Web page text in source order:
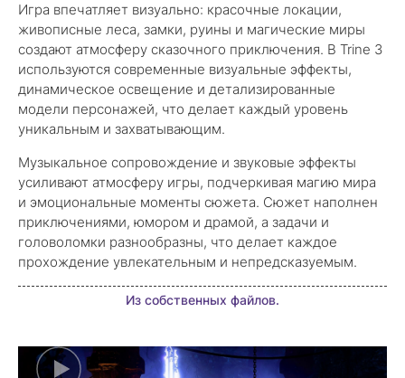
Игра впечатляет визуально: красочные локации,
живописные леса, замки, руины и магические миры
создают атмосферу сказочного приключения. В Trine 3
используются современные визуальные эффекты,
динамическое освещение и детализированные
модели персонажей, что делает каждый уровень
уникальным и захватывающим.
Музыкальное сопровождение и звуковые эффекты
усиливают атмосферу игры, подчеркивая магию мира
и эмоциональные моменты сюжета. Сюжет наполнен
приключениями, юмором и драмой, а задачи и
головоломки разнообразны, что делает каждое
прохождение увлекательным и непредсказуемым.
Из собственных файлов.